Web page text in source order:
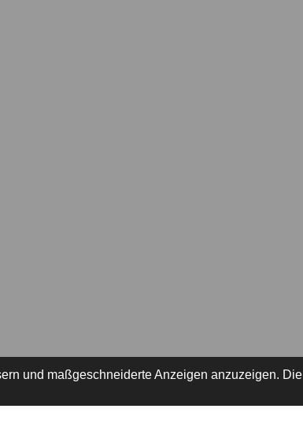
und maßgeschneiderte Anzeigen anzuzeigen.